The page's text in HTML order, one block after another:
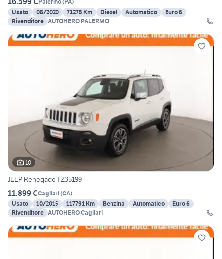
Palermo(PA)
Usato
08/2020 71275 Km Diesel Automatico
Euro 6
Rivenditore AUTOHERO PALERMO
10
JEEP Renegade TZ35199
11.899 €Cagliari(CA)
Usato
10/2015 117791 Km Benzina Automatico
Euro 6
Rivenditore AUTOHERO Cagliari